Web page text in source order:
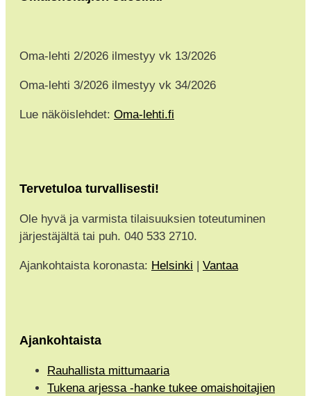
Oma-lehti 2/2026 ilmestyy vk 13/2026
Oma-lehti 3/2026 ilmestyy vk 34/2026
Lue näköislehdet: Oma-lehti.fi
Tervetuloa turvallisesti!
Ole hyvä ja varmista tilaisuuksien toteutuminen
järjestäjältä tai puh. 040 533 2710.
Ajankohtaista koronasta: Helsinki Vantaa
Ajankohtaista
Rauhallista mittumaaria
Tukena arjessa -hanke tukee omaishoitajien